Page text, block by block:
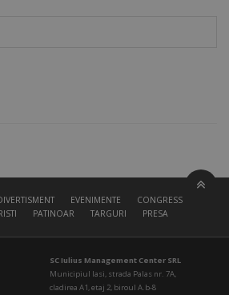
EVENIMENTE
CONGRESS HALL
PATINOAR TARGURI PRESA
SC Iulius Management Center SRL
Municipiul Iasi, strada Palas nr. 7A,
cladirea A1, etaj 2, biroul A.b-8